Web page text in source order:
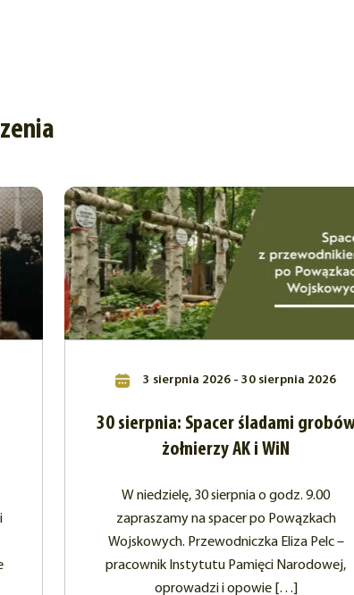
3 sierpnia 2026 - 30 sierpnia 2026
30 sierpnia: Spacer śladami
żołnierzy AK i WiN
W niedzielę, 30 sierpnia o godz. 9.00
zapraszamy na spacer po Powązkach
Wojskowych. Przewodniczka Eliza Pelc –
pracownik Instytutu Pamięci Narodowej,
oprowadzi i opowie […]